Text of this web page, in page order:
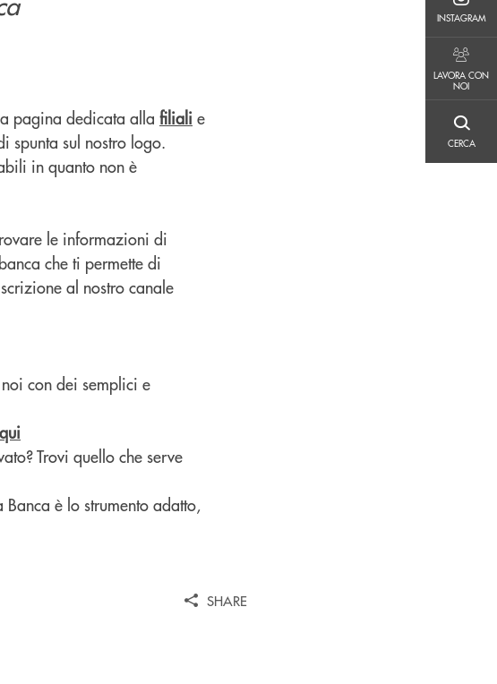
INSTAGRAM
LAVORA CON
NOI
CERCA
pagina dedicata alla filiali e
spunta sul nostro logo.
in quanto non è
le informazioni di
che ti permette di
al nostro canale
con dei semplici e
qui
Trovi quello che serve
Banca è lo strumento adatto,
SHARE